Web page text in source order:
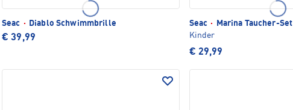
Seac · Diablo Schwimmbrille
€ 39,99
Seac ·
Marina Taucher-Set
Kinder
€ 29,99